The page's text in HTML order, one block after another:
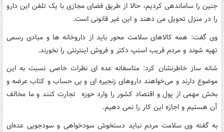
جنین را ساماندهی کردیم، حالا از طریق فضای مجازی با یک تلفن این دارو
را در منزل تحویل می دهند و این غیر قانونی است.
وی گفت: همه کالاهای سلامت محور باید از داروخانه ها و مبادی رسمی
تهیه شوند و مردم فریب اسنپ دکتر و فروش اینترنتی را نخورند.
شانه ساز خاطرنشان کرد: متاسفانه عده ای نظرات خاصی نسبت به این
موضوع دارند و می‌خواهند داروهای زنجیره ای و بی حساب و کتاب عرضه و
بخش مهمی از پول و اقتصاد کشور را وارد حوزه تجارت کنند و ما مخالف
آن هستیم و اجازه این کار را نمی دهیم.
به گفته وی سلامت مردم نباید دستخوش سودخواهی و سودجویی عده‌ای